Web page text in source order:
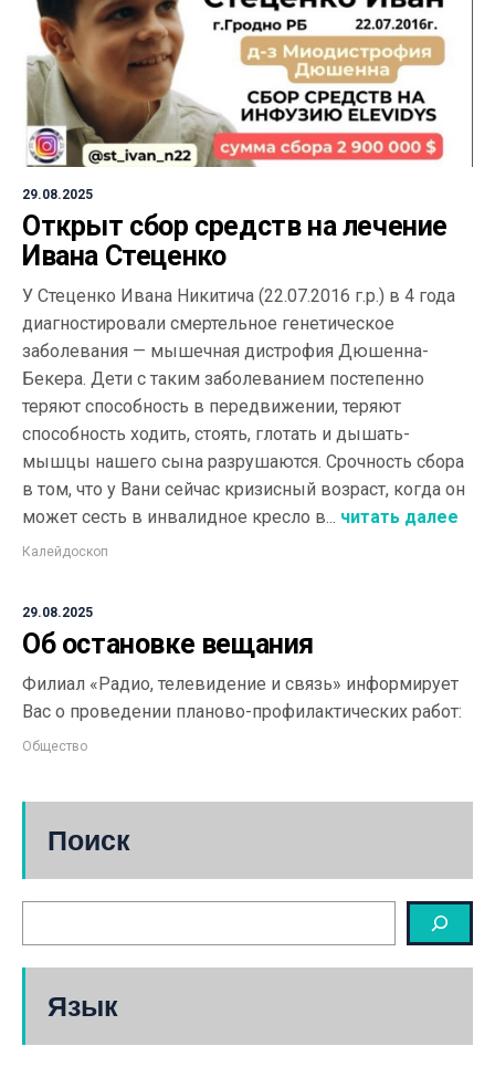
29.08.2025
Открыт сбор средств на лечение
Ивана Стеценко
У Стеценко Ивана Никитича (22.07.2016 г.р.) в 4 года
диагностировали смертельное генетическое
заболевания — мышечная дистрофия Дюшенна-
Бекера. Дети с таким заболеванием постепенно
теряют способность в передвижении, теряют
способность ходить, стоять, глотать и дышать-
мышцы нашего сына разрушаются. Срочность сбора
в том, что у Вани сейчас кризисный возраст, когда он
может сесть в инвалидное кресло в... читать далее
Калейдоскоп
29.08.2025
Об остановке вещания
Филиал «Радио, телевидение и связь» информирует
Вас о проведении планово-профилактических работ:
Общество
Поиск
Язык